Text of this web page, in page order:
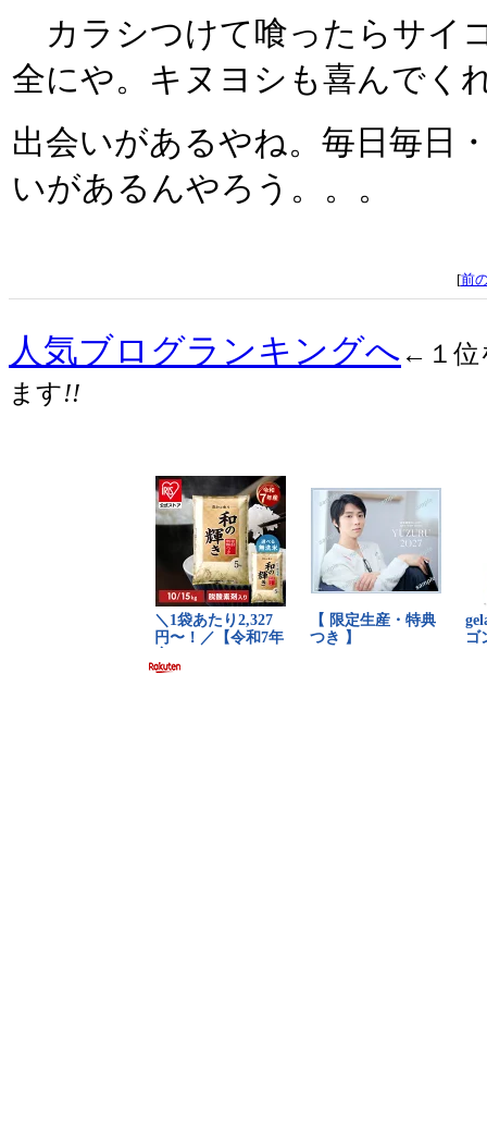
カラシつけて喰ったらサイ
全にや。キヌヨシも喜んでく
出会いがあるやね。毎日毎日
いがあるんやろう。。。
[前
人気ブログランキングへ ←１位
ます!!